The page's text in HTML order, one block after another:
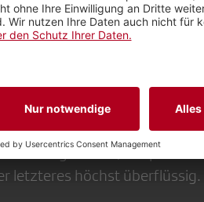
viele
Symptomatisch ist
ist, ein Programm für
für jeden etwas dabei. Das
Der Formel-1-Fan
sehr gerne an, der
letzteres höchst überflüssig.